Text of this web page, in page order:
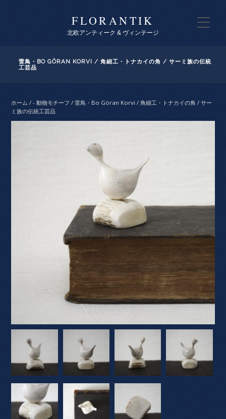
FLORANTIK
北欧アンティーク & ヴィンテージ
雷鳥・BO GÖRAN KORVI / 角細工・トナカイの角 / サーミ族の伝統
工芸品
ホーム /- 動物モチーフ / 雷鳥・Bo Göran Korvi / 角細工・トナカイの角 / サー
ミ族の伝統工芸品